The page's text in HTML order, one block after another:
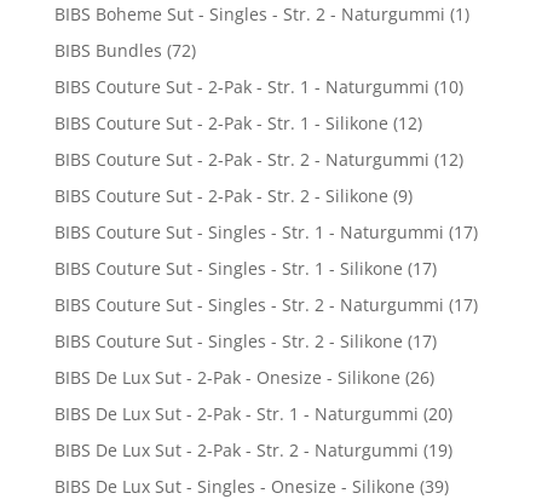
BIBS Boheme Sut - Singles - Str. 2 - Naturgummi (1)
BIBS Bundles (72)
BIBS Couture Sut - 2-Pak - Str. 1 - Naturgummi (10)
BIBS Couture Sut - 2-Pak - Str. 1 - Silikone (12)
BIBS Couture Sut - 2-Pak - Str. 2 - Naturgummi (12)
BIBS Couture Sut - 2-Pak - Str. 2 - Silikone (9)
BIBS Couture Sut - Singles - Str. 1 - Naturgummi (17)
BIBS Couture Sut - Singles - Str. 1 - Silikone (17)
BIBS Couture Sut - Singles - Str. 2 - Naturgummi (17)
BIBS Couture Sut - Singles - Str. 2 - Silikone (17)
BIBS De Lux Sut - 2-Pak - Onesize - Silikone (26)
BIBS De Lux Sut - 2-Pak - Str. 1 - Naturgummi (20)
BIBS De Lux Sut - 2-Pak - Str. 2 - Naturgummi (19)
BIBS De Lux Sut - Singles - Onesize - Silikone (39)